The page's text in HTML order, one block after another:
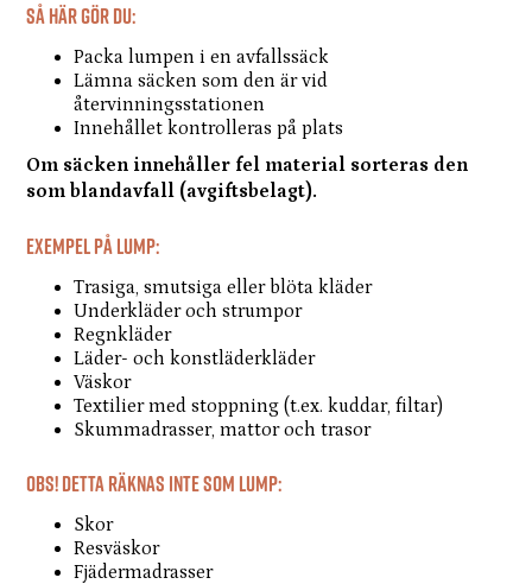
Så här gör du:
Packa lumpen i en avfallssäck
Lämna säcken som den är vid
återvinningsstationen
Innehållet kontrolleras på plats
Om säcken innehåller fel material sorteras den
som blandavfall (avgiftsbelagt).
Exempel på lump:
Trasiga, smutsiga eller blöta kläder
Underkläder och strumpor
Regnkläder
Läder- och konstläderkläder
Väskor
Textilier med stoppning (t.ex. kuddar, filtar)
Skummadrasser, mattor och trasor
Obs! Detta räknas inte som lump:
Skor
Resväskor
Fjädermadrasser